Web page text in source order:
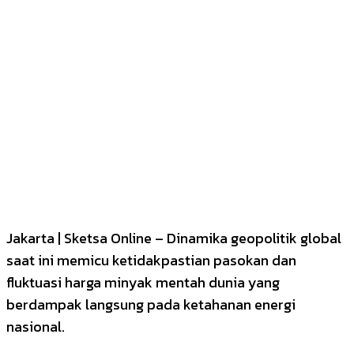
Jakarta | Sketsa Online – Dinamika geopolitik global
saat ini memicu ketidakpastian pasokan dan
fluktuasi harga minyak mentah dunia yang
berdampak langsung pada ketahanan energi
nasional.